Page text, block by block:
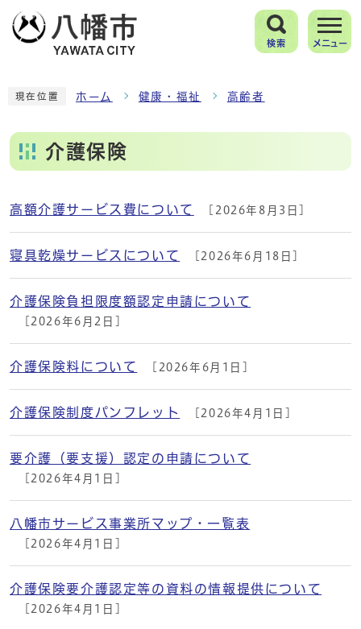
検索 メニュー
現在位置 ホーム 健康・福祉 高齢者
介護保険
メインメニュー
高額介護サービス費について [2026年8月3日]
寝具乾燥サービスについて [2026年6月18日]
介護保険負担限度額認定申請について
[2026年6月2日]
介護保険料について [2026年6月1日]
介護保険制度パンフレット [2026年4月1日]
要介護（要支援）認定の申請について
[2026年4月1日]
八幡市サービス事業所マップ・一覧表
[2026年4月1日]
介護保険要介護認定等の資料の情報提供について
[2026年4月1日]